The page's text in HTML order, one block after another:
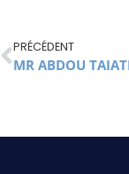
PRÉCÉDENT
MR ABDOU